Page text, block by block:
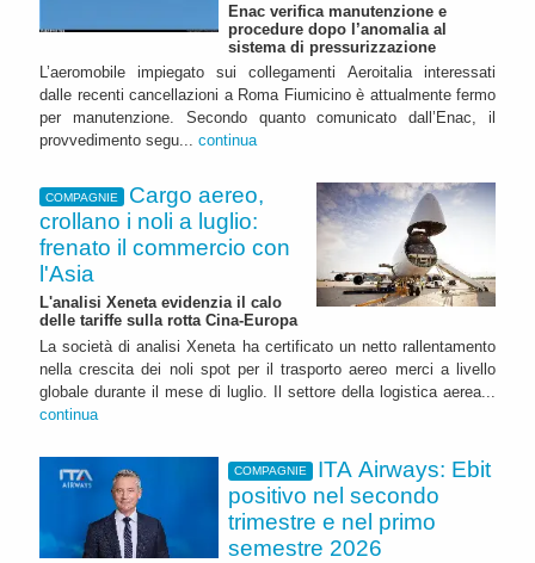
Enac verifica manutenzione e
procedure dopo l’anomalia al
sistema di pressurizzazione
L’aeromobile impiegato sui collegamenti Aeroitalia interessati
dalle recenti cancellazioni a Roma Fiumicino è attualmente fermo
per manutenzione. Secondo quanto comunicato dall’Enac, il
provvedimento segu... continua
COMPAGNIE
Cargo aereo,
crollano i noli a luglio:
frenato il commercio con
l'Asia
L'analisi Xeneta evidenzia il calo
delle tariffe sulla rotta Cina-Europa
La società di analisi Xeneta ha certificato un netto rallentamento
nella crescita dei noli spot per il trasporto aereo merci a livello
globale durante il mese di luglio. Il settore della logistica aerea...
continua
COMPAGNIE
ITA Airways: Ebit
positivo nel secondo
trimestre e nel primo
semestre 2026